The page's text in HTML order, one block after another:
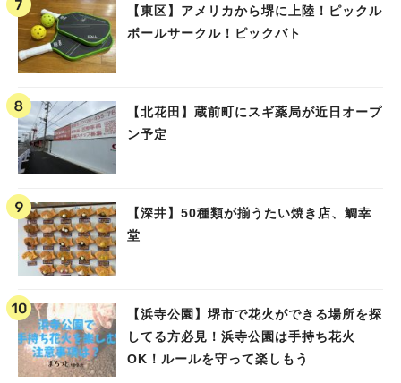
【東区】アメリカから堺に上陸！ピックル
ボールサークル！ピックバト
【北花田】蔵前町にスギ薬局が近日オープ
ン予定
【深井】50種類が揃うたい焼き店、鯛幸
堂
【浜寺公園】堺市で花火ができる場所を探
してる方必見！浜寺公園は手持ち花火
OK！ルールを守って楽しもう